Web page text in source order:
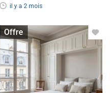
il y a 2 mois
Offre
Chambre à louer